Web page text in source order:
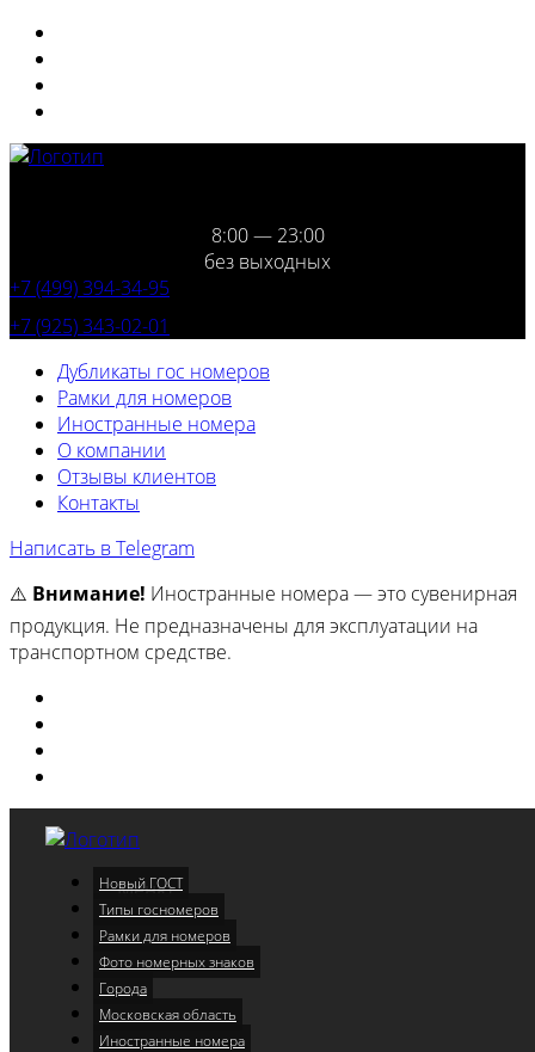
8:00 — 23:00
без выходных
+7 (499) 394-34-95
+7 (925) 343-02-01
Дубликаты гос номеров
Рамки для номеров
Иностранные номера
О компании
Отзывы клиентов
Контакты
Написать в Telegram
⚠️ Внимание! Иностранные номера — это сувенирная
продукция. Не предназначены для эксплуатации на
транспортном средстве.
Меню
Новый ГОСТ
Типы госномеров
Рамки для номеров
Фото номерных знаков
Города
Московская область
Иностранные номера